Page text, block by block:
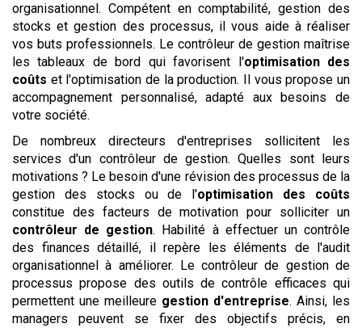
organisationnel. Compétent en comptabilité, gestion des
stocks et gestion des processus, il vous aide à réaliser
vos buts professionnels. Le contrôleur de gestion maîtrise
les tableaux de bord qui favorisent l'optimisation des
coûts et l'optimisation de la production. Il vous propose un
accompagnement personnalisé, adapté aux besoins de
votre société.
De nombreux directeurs d'entreprises sollicitent les
services d'un contrôleur de gestion. Quelles sont leurs
motivations ? Le besoin d'une révision des processus de la
gestion des stocks ou de l'optimisation des coûts
constitue des facteurs de motivation pour solliciter un
contrôleur de gestion. Habilité à effectuer un contrôle
des finances détaillé, il repère les éléments de l'audit
organisationnel à améliorer. Le contrôleur de gestion de
processus propose des outils de contrôle efficaces qui
permettent une meilleure gestion d'entreprise. Ainsi, les
managers peuvent se fixer des objectifs précis, en